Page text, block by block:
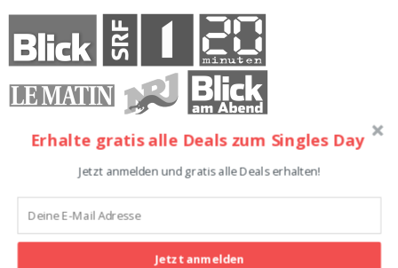
Teilnehmende Shops
Erhalte gratis alle Deals zum Singles Day
Jetzt anmelden und gratis alle Deals erhalten!
Jetzt anmelden